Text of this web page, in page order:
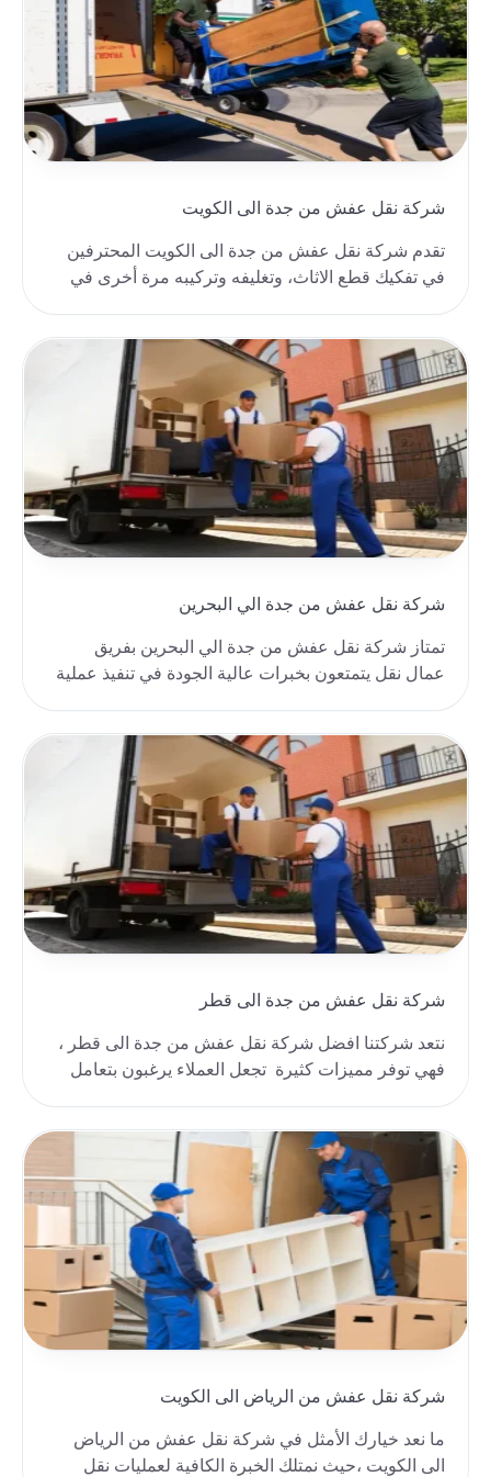
شركة نقل عفش من جدة الى الكويت
تقدم شركة نقل عفش من جدة الى الكويت المحترفين
في تفكيك قطع الاثاث، وتغليفه وتركيبه مرة أخرى في
شركة نقل عفش من جدة الي البحرين
تمتاز شركة نقل عفش من جدة الي البحرين بفريق
عمال نقل يتمتعون بخبرات عالية الجودة في تنفيذ عملية
شركة نقل عفش من جدة الى قطر
نتعد شركتنا افضل شركة نقل عفش من جدة الى قطر ،
فهي توفر مميزات كثيرة تجعل العملاء يرغبون بتعامل
شركة نقل عفش من الرياض الى الكويت
ما نعد خيارك الأمثل في شركة نقل عفش من الرياض
الى الكويت ،حيث نمتلك الخبرة الكافية لعمليات نقل